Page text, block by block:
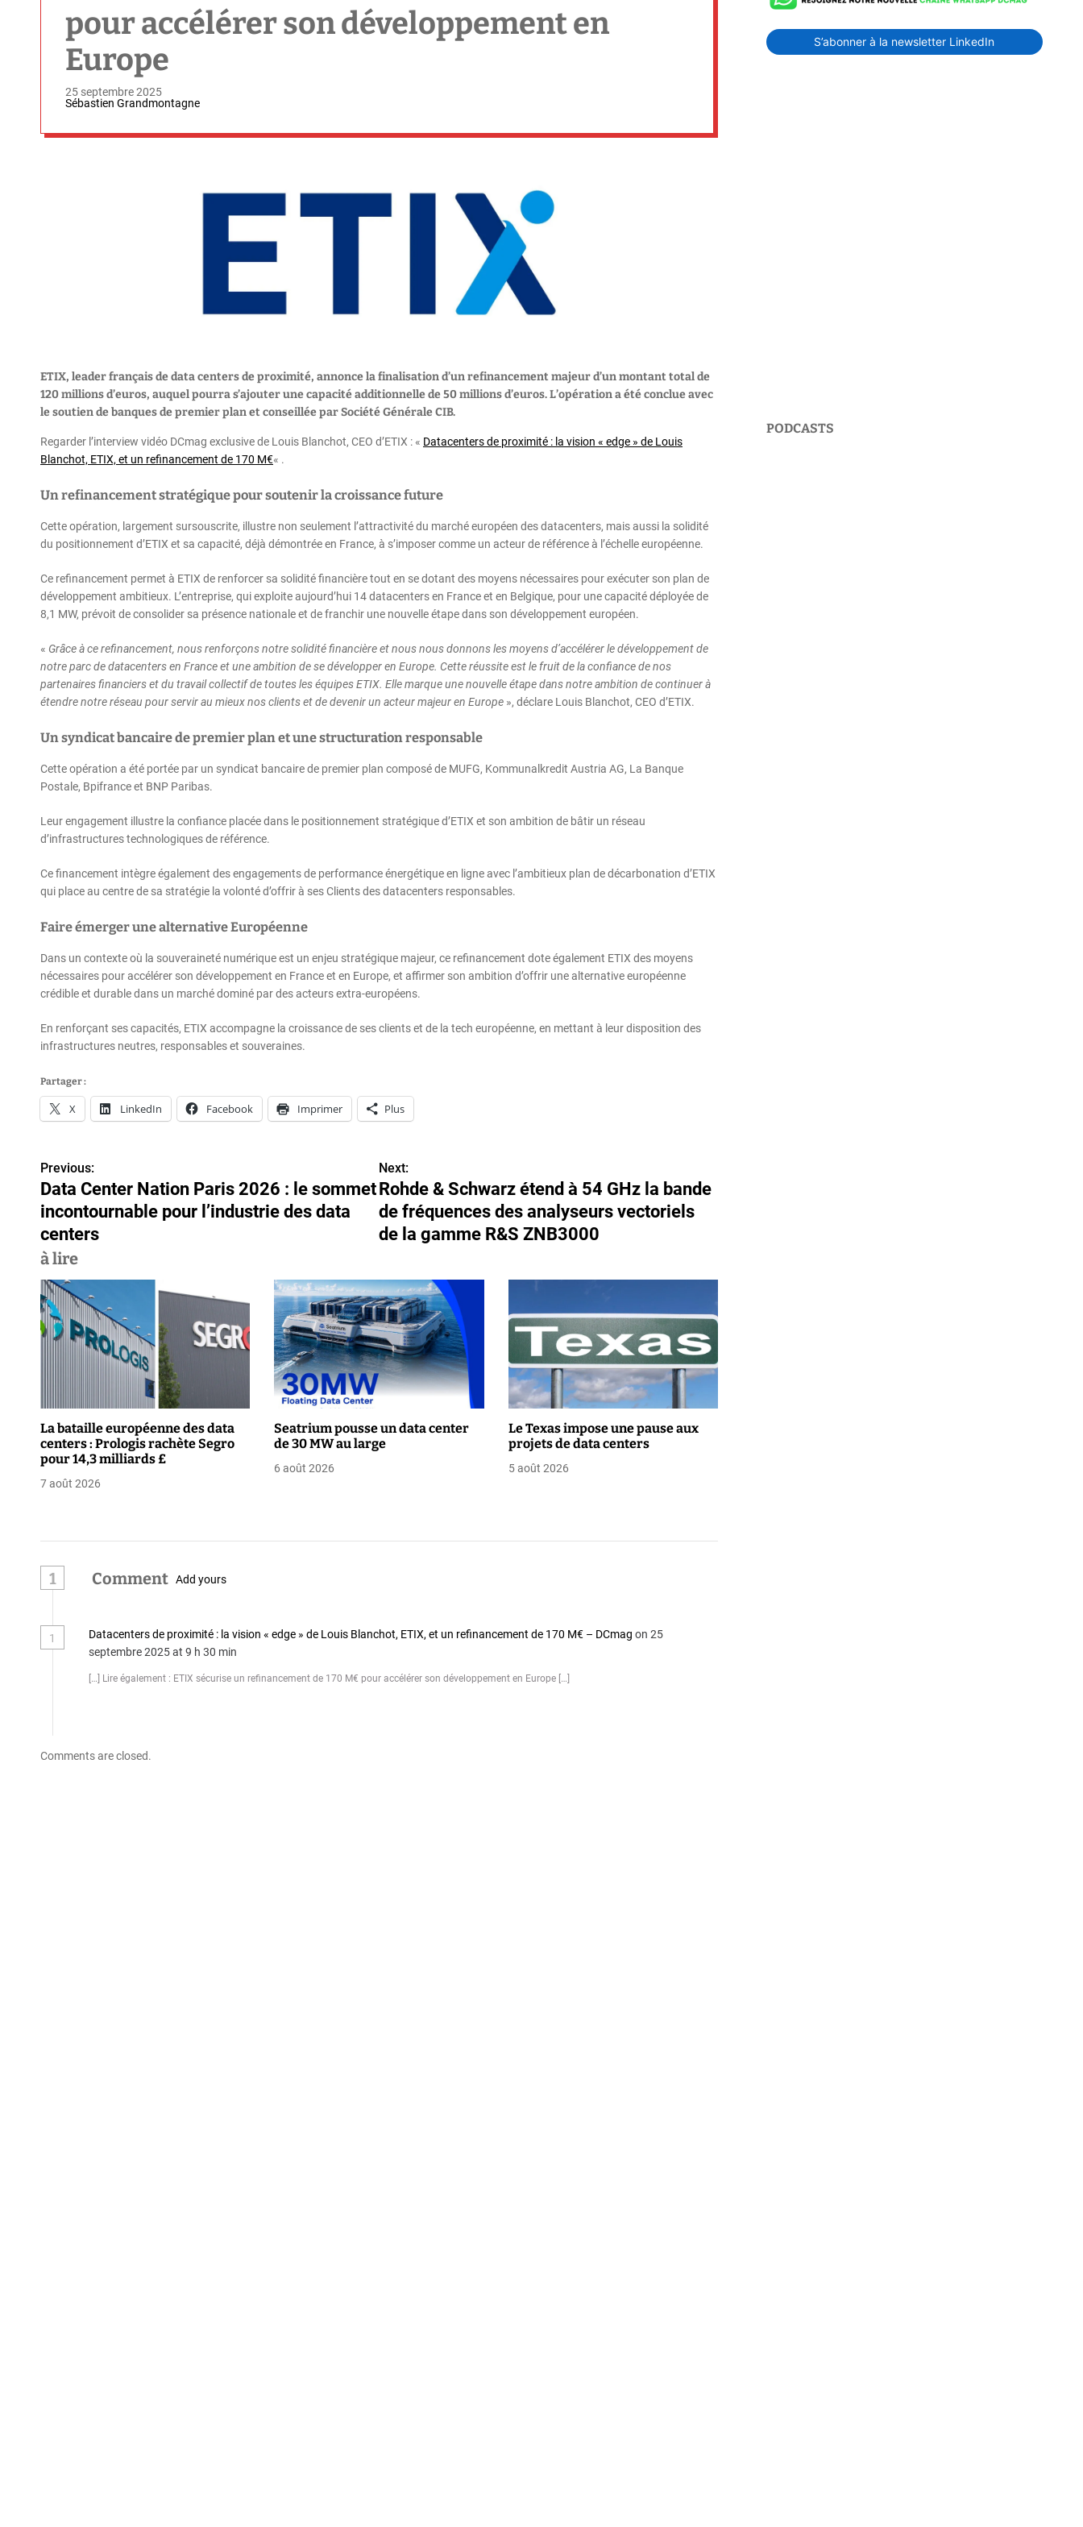
pour accélérer son développement en
Europe
25 septembre 2025
Sébastien Grandmontagne
ETIX, leader français de data centers de proximité, annonce la finalisation d’un refinancement majeur d’un montant total de
120 millions d’euros, auquel pourra s’ajouter une capacité additionnelle de 50 millions d’euros. L’opération a été conclue avec
le soutien de banques de premier plan et conseillée par Société Générale CIB.
Regarder l’interview vidéo DCmag exclusive de Louis Blanchot, CEO d’ETIX : « Datacenters de proximité : la vision « edge » de Louis
Blanchot, ETIX, et un refinancement de 170 M€« .
Un refinancement stratégique pour soutenir la croissance future
Cette opération, largement sursouscrite, illustre non seulement l’attractivité du marché européen des datacenters, mais aussi la solidité
du positionnement d’ETIX et sa capacité, déjà démontrée en France, à s’imposer comme un acteur de référence à l’échelle européenne.
Ce refinancement permet à ETIX de renforcer sa solidité financière tout en se dotant des moyens nécessaires pour exécuter son plan de
développement ambitieux. L’entreprise, qui exploite aujourd’hui 14 datacenters en France et en Belgique, pour une capacité déployée de
8,1 MW, prévoit de consolider sa présence nationale et de franchir une nouvelle étape dans son développement européen.
« Grâce à ce refinancement, nous renforçons notre solidité financière et nous nous donnons les moyens d’accélérer le développement de
notre parc de datacenters en France et une ambition de se développer en Europe. Cette réussite est le fruit de la confiance de nos
partenaires financiers et du travail collectif de toutes les équipes ETIX. Elle marque une nouvelle étape dans notre ambition de continuer à
étendre notre réseau pour servir au mieux nos clients et de devenir un acteur majeur en Europe », déclare Louis Blanchot, CEO d’ETIX.
Un syndicat bancaire de premier plan et une structuration responsable
Cette opération a été portée par un syndicat bancaire de premier plan composé de MUFG, Kommunalkredit Austria AG, La Banque
Postale, Bpifrance et BNP Paribas.
Leur engagement illustre la confiance placée dans le positionnement stratégique d’ETIX et son ambition de bâtir un réseau
d’infrastructures technologiques de référence.
Ce financement intègre également des engagements de performance énergétique en ligne avec l’ambitieux plan de décarbonation d’ETIX
qui place au centre de sa stratégie la volonté d’offrir à ses Clients des datacenters responsables.
Faire émerger une alternative Européenne
Dans un contexte où la souveraineté numérique est un enjeu stratégique majeur, ce refinancement dote également ETIX des moyens
nécessaires pour accélérer son développement en France et en Europe, et affirmer son ambition d’offrir une alternative européenne
crédible et durable dans un marché dominé par des acteurs extra-européens.
En renforçant ses capacités, ETIX accompagne la croissance de ses clients et de la tech européenne, en mettant à leur disposition des
infrastructures neutres, responsables et souveraines.
Partager :
X LinkedIn Facebook Imprimer Plus
N
a
v
i
g
a
n
d
l
’
r
l
Previous:
Data Center Nation Paris 2026 : le sommet
incontournable pour l’industrie des data
centers
Next:
Rohde & Schwarz étend à 54 GHz la bande
de fréquences des analyseurs vectoriels
de la gamme R&S ZNB3000
à lire
La bataille européenne des data
centers : Prologis rachète Segro
pour 14,3 milliards £
7 août 2026
Seatrium pousse un data center
de 30 MW au large
6 août 2026
Le Texas impose une pause aux
projets de data centers
5 août 2026
1 Comment Add yours
1 Datacenters de proximité : la vision « edge » de Louis Blanchot, ETIX, et un refinancement de 170 M€ – DCmag on 25
septembre 2025 at 9 h 30 min
[…] Lire également : ETIX sécurise un refinancement de 170 M€ pour accélérer son développement en Europe […]
Comments are closed.
S’abonner à la newsletter LinkedIn
PODCASTS